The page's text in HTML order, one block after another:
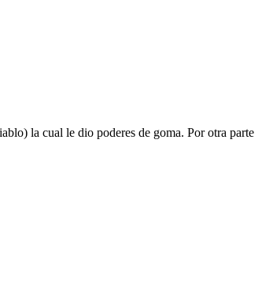
la cual le dio poderes de goma. Por otra parte